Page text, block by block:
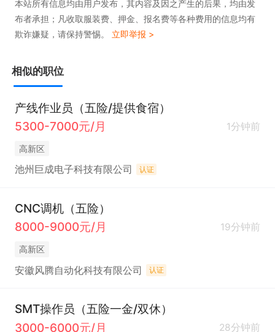
本站所有信息均由用户发布，其内容及因之产生的后果，均由发
布者承担；凡收取服装费、押金、报名费等各种费用的信息均有
欺诈嫌疑，请保持警惕。 立即举报 >
相似的职位
产线作业员（五险/提供食宿）
5300-7000元/月
1分钟前
高新区
池州巨成电子科技有限公司 认证
CNC调机（五险）
8000-9000元/月
19分钟前
高新区
安徽风腾自动化科技有限公司 认证
SMT操作员（五险一金/双休）
3000-6000元/月
28分钟前